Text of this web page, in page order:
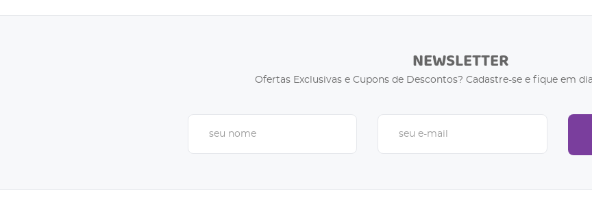
NEWSLETTER
Ofertas Exclusivas e Cupons de Descontos? Cadastre-se e fique em